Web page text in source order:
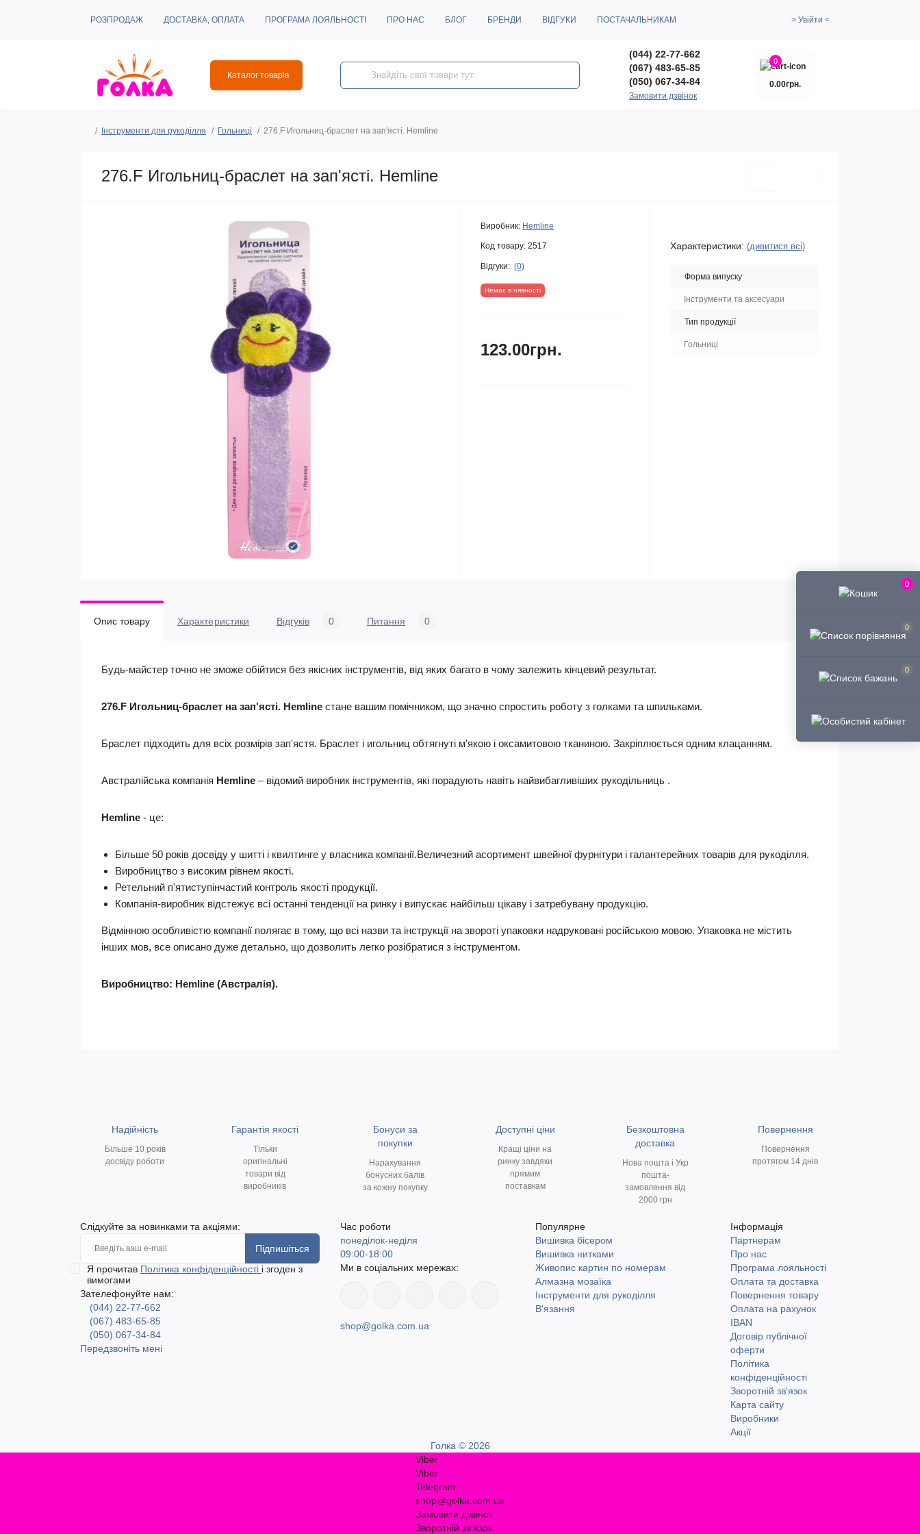
0
0
0
РОЗПРОДАЖ ДОСТАВКА, ОПЛАТА ПРОГРАМА ЛОЯЛЬНОСТІ ПРО НАС БЛОГ БРЕНДИ ВІДГУКИ ПОСТАЧАЛЬНИКАМ > Увійти <
Каталог товарів
(044) 22-77-662
(067) 483-65-85
(050) 067-34-84
Замовити дзвінок
0
0.00грн.
Інструменти для рукоділля Гольниці 276.F Игольниц-браслет на зап'ясті. Hemline
276.F Игольниц-браслет на зап'ясті. Hemline
Виробник: Hemline
Код товару: 2517
Відгуки: (0)
Немає в нявності
123.00грн.
Характеристики: (дивитися всі)
Форма випуску
Інструменти та аксесуари
Тип продукції
Гольниці
Опис товару Характеристики Відгуків 0 Питання 0
Будь-майстер точно не зможе обійтися без якісних інструментів, від яких багато в чому залежить кінцевий результат.
276.F Игольниц-браслет на зап'ясті. Hemline стане вашим помічником, що значно спростить роботу з голками та шпильками.
Браслет підходить для всіх розмірів зап'ястя. Браслет і игольниц обтягнуті м'якою і оксамитовою тканиною. Закріплюється одним клацанням.
Австралійська компанія Hemline – відомий виробник інструментів, які порадують навіть найвибагливіших рукодільниць .
Hemline - це:
Більше 50 років досвіду у шитті і квилтинге у власника компанії.Величезний асортимент швейної фурнітури і галантерейних товарів для рукоділля.
Виробництво з високим рівнем якості.
Ретельний п'ятиступінчастий контроль якості продукції.
Компанія-виробник відстежує всі останні тенденції на ринку і випускає найбільш цікаву і затребувану продукцію.
Відмінною особливістю компанії полягає в тому, що всі назви та інструкції на звороті упаковки надруковані російською мовою. Упаковка не містить
інших мов, все описано дуже детально, що дозволить легко розібратися з інструментом.
Виробництво: Hemline (Австралія).
Надійність
Більше 10 років
досвіду роботи
Гарантія якості
Тільки
оригінальні
товари від
виробників
Бонуси за
покупки
Нарахування
бонусних балів
за кожну покупку
Доступні ціни
Кращі ціни на
ринку завдяки
прямим
поставкам
Безкоштовна
доставка
Нова пошта і Укр
пошта-
замовлення від
2000 грн
Повернення
Повернення
протягом 14 днів
Слідкуйте за новинками та акціями:
Підпишіться
Я прочитав Політика конфіденційності і згоден з
вимогами
Зателефонуйте нам:
(044) 22-77-662
(067) 483-65-85
(050) 067-34-84
Передзвоніть мені
Час роботи
понеділок-неділя
09:00-18:00
Ми в соціальних мережах:
shop@golka.com.ua
Популярне
Вишивка бісером
Вишивка нитками
Живопис картин по номерам
Алмазна мозаїка
Інструменти для рукоділля
В'язання
Інформація
Партнерам
Про нас
Програма лояльності
Оплата та доставка
Повернення товару
Оплата на рахунок
IBAN
Договір публічної
оферти
Політика
конфіденційності
Зворотній зв'язок
Карта сайту
Виробники
Акції
Голка © 2026
Viber
Viber
Telegram
shop@golka.com.ua
Замовити дзвінок
Зворотній зв'язок